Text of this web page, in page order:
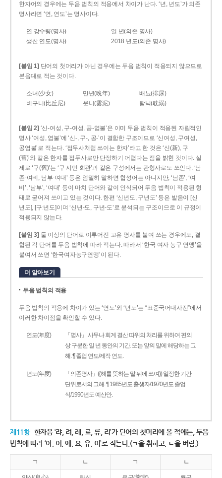
한자어의 경우에는 두음 법칙의 적용에서 차이가 난다. ‘년, 년도’가 의존
명사라면 ‘연, 연도’는 명사이다.
연 강수량(명사)
일 년(의존 명사)
생산 연도(명사)
2018 년도(의존 명사)
[붙임 1] 단어의 첫머리가 아닌 경우에는 두음 법칙이 적용되지 않으므로
본음대로 적는 것이다.
소녀(少女) 만년(晩年)
배뇨(排尿)
비구니(比丘尼)
운니(雲泥) 탐닉(耽溺)
[붙임 2] ‘신-여성, 구-여성, 공-염불’은 이미 두음 법칙이 적용된 자립적인
명사 ‘여성, 염불’에 ‘신-, 구-, 공-’이 결합한 구조이므로 ‘신여성, 구여성,
공염불’로 적는다. ‘접두사처럼 쓰이는 한자’라고 한 것은 ‘신(新), 구
(舊)’와 같은 한자를 접두사로만 단정하기 어렵다는 점을 밝힌 것이다. 실
제로 ‘구(舊)’는 ‘구 시민 회관’과 같은 구성에서는 관형사로도 쓰인다. ‘남
존­-여비, 남부-­여대’ 등은 엄밀히 말하면 합성어는 아니지만, ‘남존’, ‘여
비’, ‘남부’, ‘여대’ 등이 마치 단어와 같이 인식되어 두음 법칙이 적용된 형
태로 굳어져 쓰이고 있는 것이다. 한편 ‘신년도, 구년도’ 등은 발음이 [신
년도], [구ː년도]이며 ‘신년­-도, 구년-­도’로 분석되는 구조이므로 이 규정이
적용되지 않는다.
[붙임 3] 둘 이상의 단어로 이루어진 고유 명사를 붙여 쓰는 경우에도, 결
합된 각 단어를 두음 법칙에 따라 적는다. 따라서 ‘한국 여자 농구 연맹’을
붙여서 쓰면 ‘한국여자농구연맹’이 된다.
더 알아보기
두음 법칙의 적용
두음 법칙의 적용에 차이가 있는 ‘연도’와 ‘년도’는 “표준국어대사전”에서
이러한 차이점을 확인할 수 있다.
연도(年度)
「명사」 사무나 회계 결산 따위의 처리를 위하여 편의
상 구분한 일 년 동안의 기간. 또는 앞의 말에 해당하는 그
해. ¶ 졸업 연도/제작 연도.
년도(年度)
「의존명사」((해를 뜻하는 말 뒤에 쓰여)) 일정한 기간
단위로서의 그해. ¶ 1985년도 출생자/1970년도 졸업
식/1990년도 예산안.
제11항 한자음 ‘랴, 려, 례, 료, 류, 리’가 단어의 첫머리에 올 적에는, 두음
법칙에 따라 ‘야, 여, 예, 요, 유, 이’로 적는다.(ㄱ을 취하고, ㄴ을 버림.)
ㄱ ㄴ ㄱ ㄴ